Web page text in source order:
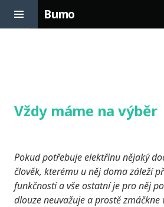
Bumo
Vždy máme na výběr
Pokud potřebuje elektřinu nějaký
člověk, kterému u něj doma záleží
funkčnosti a vše ostatní je pro něj
dlouze neuvažuje a prostě zmáčkne
Sidebar